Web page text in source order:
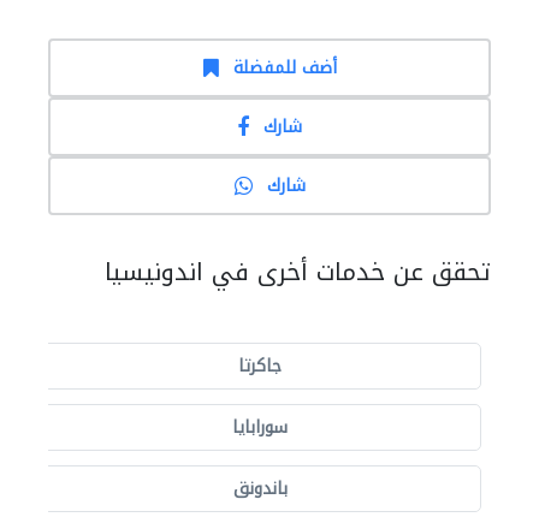
أضف للمفضلة
شارك
شارك
تحقق عن خدمات أخرى في اندونيسيا
جاكرتا
سورابايا
باندونق